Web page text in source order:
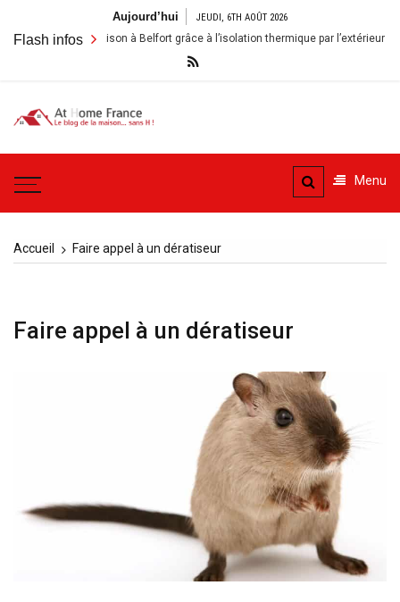
contenu
Aujourd’hui JEUDI, 6TH AOÛT 2026
Flash infos
Rénover sa maison à Belfort grâce à l’isolation thermique par l’extérieur :
A la
Maison
France
H
Menu
Accueil Faire appel à un dératiseur
Faire appel à un dératiseur